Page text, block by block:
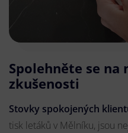
Spolehněte se na
zkušenosti
Stovky spokojených
tisk letáků v Mělníku, jsou